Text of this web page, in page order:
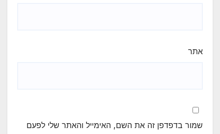
אתר
שמור בדפדפן זה את השם, האימייל והאתר שלי לפעם